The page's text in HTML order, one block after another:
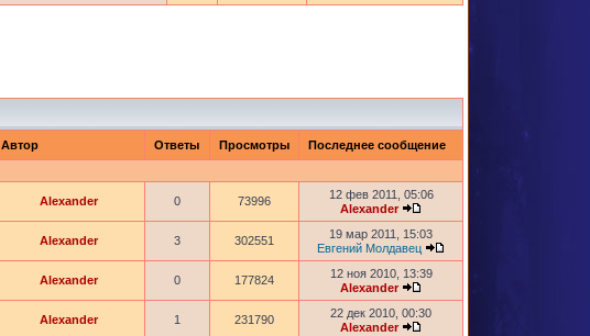
Автор Ответы Просмотры Последнее сообщение
Alexander 0 73996
12 фев 2011, 05:06
Alexander
Alexander 3 302551
19 мар 2011, 15:03
Евгений Молдавец
Alexander 0 177824
12 ноя 2010, 13:39
Alexander
Alexander 1 231790
22 дек 2010, 00:30
Alexander